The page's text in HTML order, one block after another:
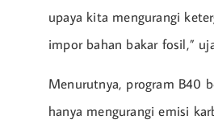
upaya kita mengurangi
impor bahan bakar fosil,”
Menurutnya, program B40
hanya mengurangi emisi